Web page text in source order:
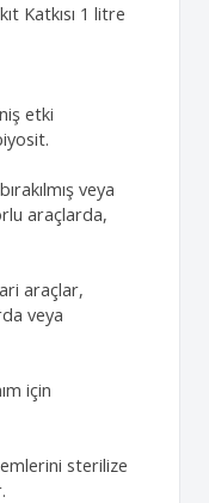
Katkısı 1 litre
etki
veya
araçlarda,
araçlar,
veya
için
sterilize